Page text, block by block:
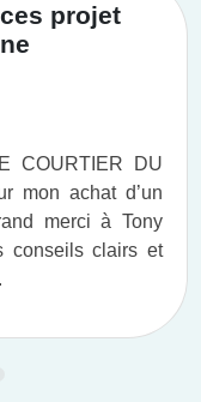
projet
COURTIER DU
mon achat d’un
merci à Tony
conseils clairs et